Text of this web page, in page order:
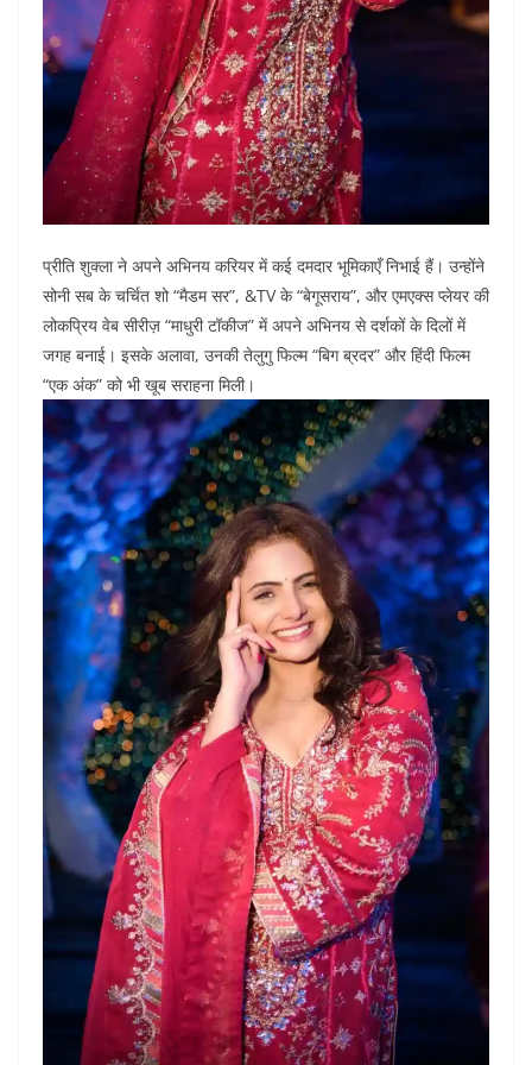
प्रीति शुक्ला ने अपने अभिनय करियर में कई दमदार भूमिकाएँ निभाई हैं। उन्होंने
सोनी सब के चर्चित शो “मैडम सर”, &TV के “बेगूसराय”, और एमएक्स प्लेयर की
लोकप्रिय वेब सीरीज़ “माधुरी टॉकीज” में अपने अभिनय से दर्शकों के दिलों में
जगह बनाई। इसके अलावा, उनकी तेलुगु फिल्म “बिग ब्रदर” और हिंदी फिल्म
“एक अंक” को भी खूब सराहना मिली।